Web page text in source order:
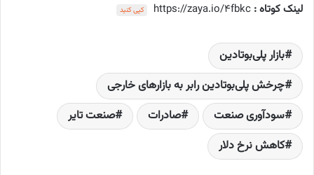
لینک کوتاه : https://zaya.io/4fbkc کپی کنید
بازار پلی‌بوتادین
چرخش پلی‌بوتادین رابر به بازارهای خارجی
سودآوری صنعت
صادرات
صنعت تایر
کاهش نرخ دلار